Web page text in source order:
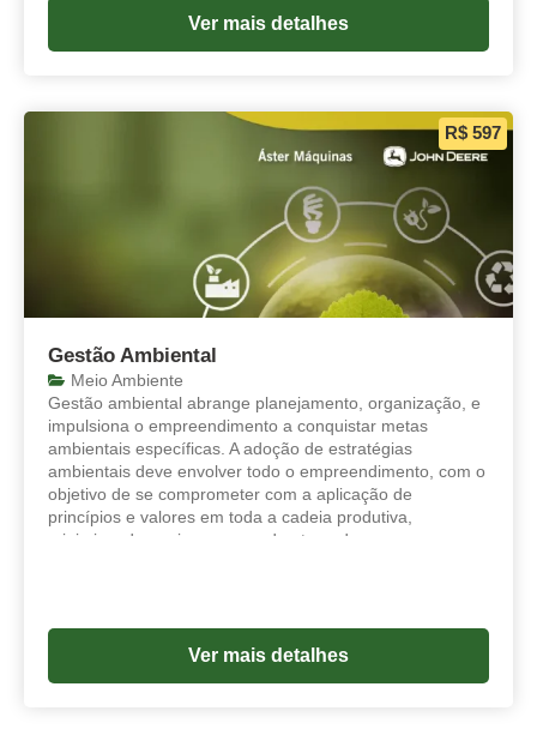
Ver mais detalhes
R$ 597
Gestão Ambiental
Meio Ambiente
Gestão ambiental abrange planejamento, organização, e
impulsiona o empreendimento a conquistar metas
ambientais específicas. A adoção de estratégias
ambientais deve envolver todo o empreendimento, com o
objetivo de se comprometer com a aplicação de
princípios e valores em toda a cadeia produtiva,
minimizando os riscos em cada etapa do processo
fraquezas.
Ver mais detalhes